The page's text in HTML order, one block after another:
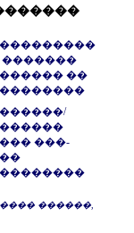
�������
��
���-
������,